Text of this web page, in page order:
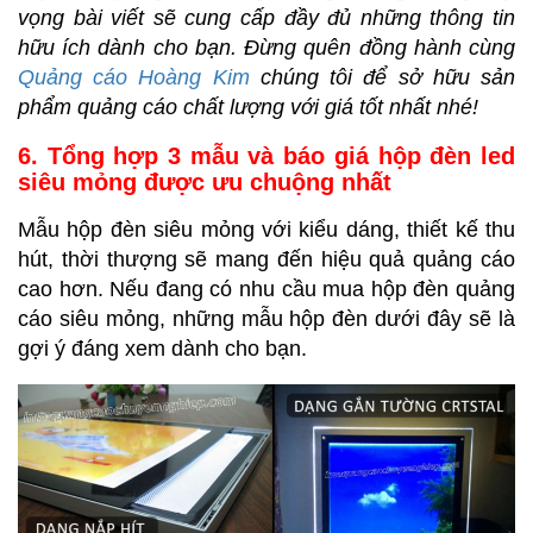
vọng bài viết sẽ cung cấp đầy đủ những thông tin
hữu ích dành cho bạn. Đừng quên đồng hành cùng
Quảng cáo Hoàng Kimchúng tôi để sở hữu sản
phẩm quảng cáo chất lượng với giá tốt nhất nhé!
6. Tổng hợp 3 mẫu và báo giá hộp đèn led
siêu mỏng được ưu chuộng nhất
Mẫu hộp đèn siêu mỏng với kiểu dáng, thiết kế thu
hút, thời thượng sẽ mang đến hiệu quả quảng cáo
cao hơn. Nếu đang có nhu cầu mua hộp đèn quảng
cáo siêu mỏng, những mẫu hộp đèn dưới đây sẽ là
gợi ý đáng xem dành cho bạn.